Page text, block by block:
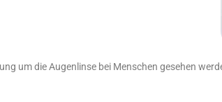
um die Augenlinse bei Menschen gesehen